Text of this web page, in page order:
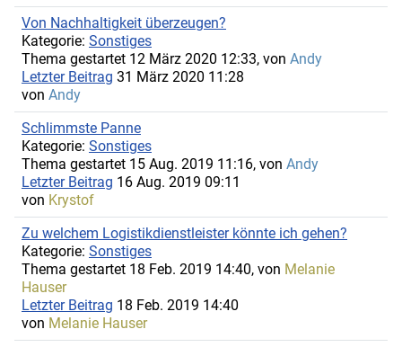
Von Nachhaltigkeit überzeugen?
Kategorie: Sonstiges
Thema gestartet 12 März 2020 12:33, von Andy
Letzter Beitrag 31 März 2020 11:28
von Andy
Schlimmste Panne
Kategorie: Sonstiges
Thema gestartet 15 Aug. 2019 11:16, von Andy
Letzter Beitrag 16 Aug. 2019 09:11
von Krystof
Zu welchem Logistikdienstleister könnte ich gehen?
Kategorie: Sonstiges
Thema gestartet 18 Feb. 2019 14:40, von Melanie
Hauser
Letzter Beitrag 18 Feb. 2019 14:40
von Melanie Hauser